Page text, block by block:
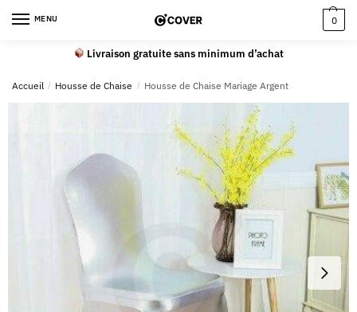
MENU 0
Livraison gratuite sans minimum d’achat
Accueil / Housse de Chaise / Housse de Chaise Mariage Argent